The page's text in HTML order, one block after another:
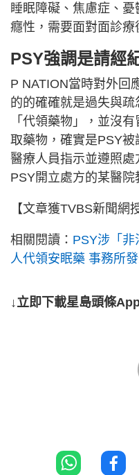
睡眠障礙、焦慮症、
癮性，需要面對面診療
PSY強調是請經
P NATION當時對外回
的的確確就是過失與
「代領藥物」，並沒
取藥物，確實是PSY
醫療人員指示並遵照
PSY開立處方的某醫院
【文章獲TVBS新聞網
相關閱讀： PSY涉「非
人代領安眠藥 事務所
↓立即下載星島頭條